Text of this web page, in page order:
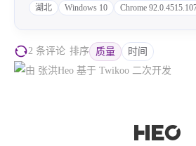
湖北 Windows 10 Chrome
2 条评论 排序 质量 时间